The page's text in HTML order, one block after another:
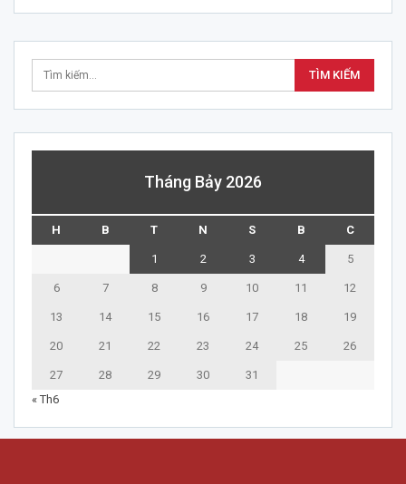
Tháng Bảy 2026
H B T N S B C
1 2 3 4 5
6 7 8 9 10 11 12
13 14 15 16 17 18 19
20 21 22 23 24 25 26
27 28 29 30
31
« Th6